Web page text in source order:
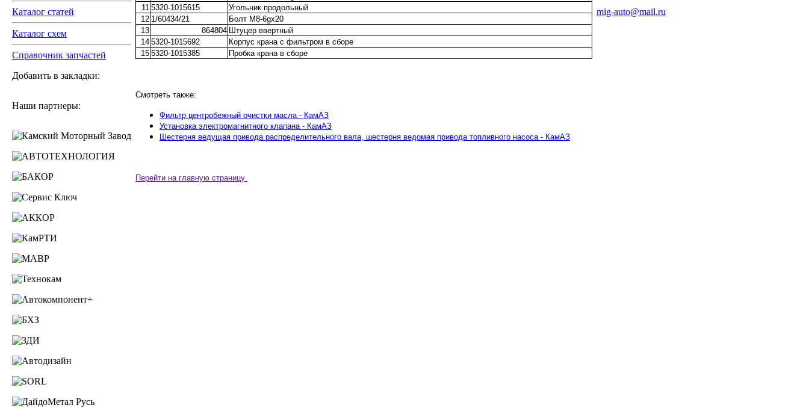
Каталог статей
Каталог схем
Справочник запчастей
Добавить в закладки:
Наши партнеры:
11 5320-1015615
Угольник продольный
12 1/60434/21
Болт М8-6gх20
13
864804
Штуцер ввертный
14 5320-1015692
Корпус крана с фильтром в сборе
15 5320-1015385 Пробка крана в сборе
Смотреть также:
Фильтр центробежный очистки масла - КамАЗ
Установка электромагнитного клапана - КамАЗ
Шестерня ведущая привода распределительного вала, шестерня ведомая привода топливного насоса - КамАЗ
Перейти на главную страницу
mig-auto@mail.ru